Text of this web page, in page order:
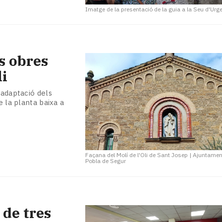
Imatge de la presentació de la guia a la Seu
Façana del Molí de l'Oli de Sant Josep |
Pobla de Segur
obres
dels
la planta baixa a
tres